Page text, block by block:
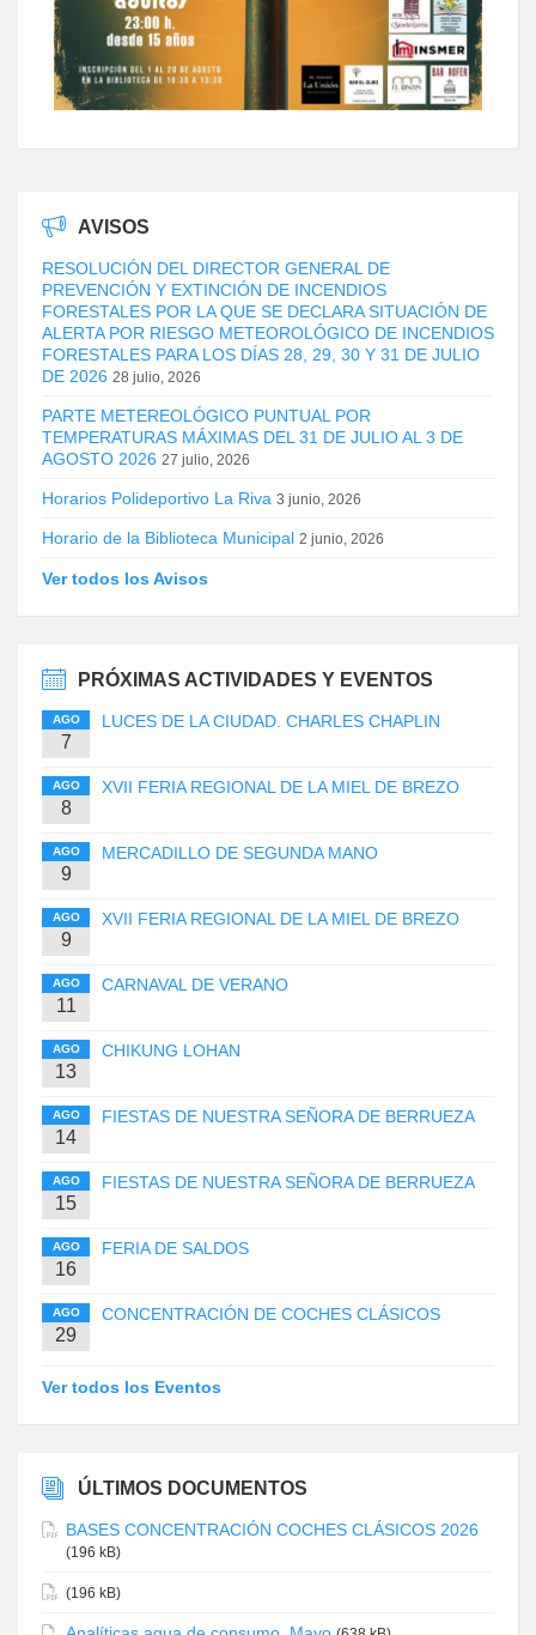
AVISOS
RESOLUCIÓN DEL DIRECTOR GENERAL DE
PREVENCIÓN Y EXTINCIÓN DE INCENDIOS
FORESTALES POR LA QUE SE DECLARA SITUACIÓN DE
ALERTA POR RIESGO METEOROLÓGICO DE INCENDIOS
FORESTALES PARA LOS DÍAS 28, 29, 30 Y 31 DE JULIO
DE 2026 28 julio, 2026
PARTE METEREOLÓGICO PUNTUAL POR
TEMPERATURAS MÁXIMAS DEL 31 DE JULIO AL 3 DE
AGOSTO 2026 27 julio, 2026
Horarios Polideportivo La Riva 3 junio, 2026
Horario de la Biblioteca Municipal 2 junio, 2026
Ver todos los Avisos
PRÓXIMAS ACTIVIDADES Y EVENTOS
AGO
7
LUCES DE LA CIUDAD. CHARLES CHAPLIN
AGO
8
XVII FERIA REGIONAL DE LA MIEL DE BREZO
AGO
9
MERCADILLO DE SEGUNDA MANO
AGO
9
XVII FERIA REGIONAL DE LA MIEL DE BREZO
AGO
11
CARNAVAL DE VERANO
AGO
13
CHIKUNG LOHAN
AGO
14
FIESTAS DE NUESTRA SEÑORA DE BERRUEZA
AGO
15
FIESTAS DE NUESTRA SEÑORA DE BERRUEZA
AGO
16
FERIA DE SALDOS
AGO
29
CONCENTRACIÓN DE COCHES CLÁSICOS
Ver todos los Eventos
ÚLTIMOS DOCUMENTOS
BASES CONCENTRACIÓN COCHES CLÁSICOS 2026
(196 kB)
(196 kB)